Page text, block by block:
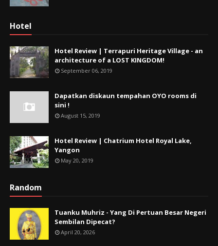
Hotel
Hotel Review | Terrapuri Heritage Village - an
architecture of a LOST KINGDOM!
September 06, 2019
Dapatkan diskaun tempahan OYO rooms di
sini !
August 15, 2019
Hotel Review | Chatrium Hotel Royal Lake,
Yangon
May 20, 2019
Random
Tuanku Muhriz - Yang Di Pertuan Besar Negeri
Sembilan Dipecat?
April 20, 2026